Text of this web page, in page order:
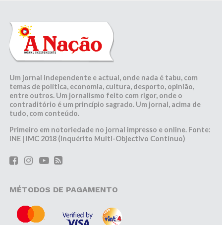
Um jornal independente e actual, onde nada é tabu, com
temas de política, economia, cultura, desporto, opinião,
entre outros. Um jornalismo feito com rigor, onde o
contraditório é um princípio sagrado. Um jornal, acima de
tudo, com conteúdo.
Primeiro em notoriedade no jornal impresso e online. Fonte:
INE | IMC 2018 (Inquérito Multi-Objectivo Contínuo)
MÉTODOS DE PAGAMENTO